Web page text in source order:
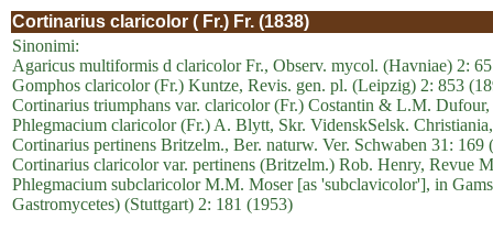
Cortinarius claricolor ( Fr.) Fr. (1838)
Sinonimi:
Agaricus multiformis d claricolor Fr., Observ. mycol. (Havniae) 2:
Gomphos claricolor (Fr.) Kuntze, Revis. gen. pl. (Leipzig) 2: 853
Cortinarius triumphans var. claricolor (Fr.) Costantin & L.M.
Phlegmacium claricolor (Fr.) A. Blytt, Skr. VidenskSelsk.
Cortinarius pertinens Britzelm., Ber. naturw. Ver. Schwaben 31: 169
Cortinarius claricolor var. pertinens (Britzelm.) Rob. Henry, Revue
Phlegmacium subclaricolor M.M. Moser [as 'subclavicolor'], in
Gastromycetes) (Stuttgart) 2: 181 (1953)